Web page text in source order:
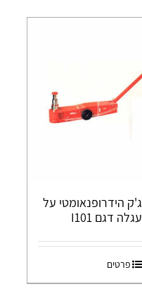
ג'ק הידרופנאומטי על
עגלה דגם I101
פרטים